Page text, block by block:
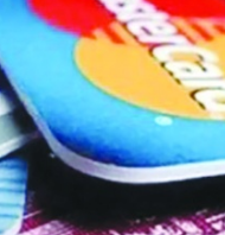
hastalığının
tan...